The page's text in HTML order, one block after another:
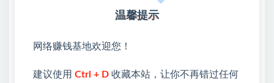
❤本站：本站整合多方资源站，主要面向互联网创业
❤能助您：找项目 + 低成本创业 + 减少信息差 + 见识
温馨提示
网络赚钱基地欢迎您！
建议使用 Ctrl + D 收藏本站，让你不再错过任何